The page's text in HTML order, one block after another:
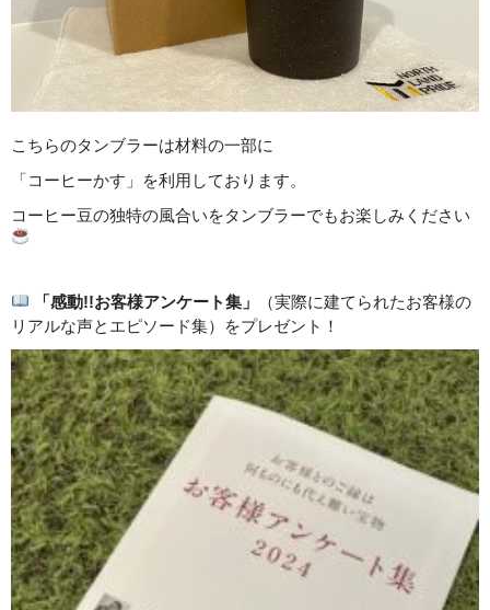
こちらのタンブラーは材料の一部に
「コーヒーかす」を利用しております。
コーヒー豆の独特の風合いをタンブラーでもお楽しみください
「感動!!お客様アンケート集」
（実際に建てられたお客様の
リアルな声とエピソード集）をプレゼント！